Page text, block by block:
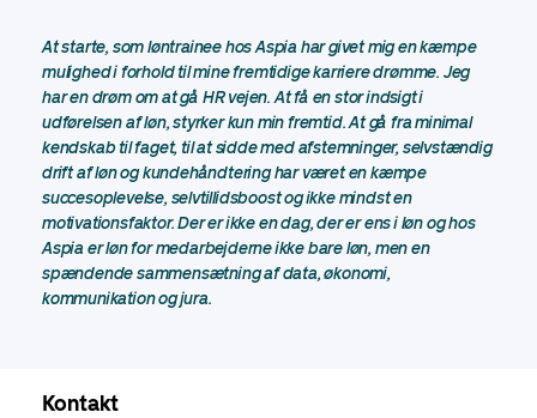
At starte, som løntrainee hos Aspia har givet mig en kæmpe
mulighed i forhold til mine fremtidige karriere drømme. Jeg
har en drøm om at gå HR vejen. At få en stor indsigt i
udførelsen af løn, styrker kun min fremtid. At gå fra minimal
kendskab til faget, til at sidde med afstemninger, selvstændig
drift af løn og kundehåndtering har været en kæmpe
succesoplevelse, selvtillidsboost og ikke mindst en
motivationsfaktor. Der er ikke en dag, der er ens i løn og hos
Aspia er løn for medarbejderne ikke bare løn, men en
spændende sammensætning af data, økonomi,
kommunikation og jura.
Kontakt